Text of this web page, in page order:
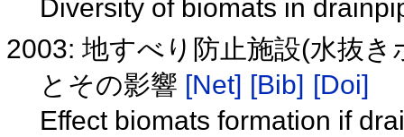
Diversity of biomats in
2003: 地すべり防止施設(水抜
とその影響 [Net] [Bib] [Doi]
Effect biomats formation if